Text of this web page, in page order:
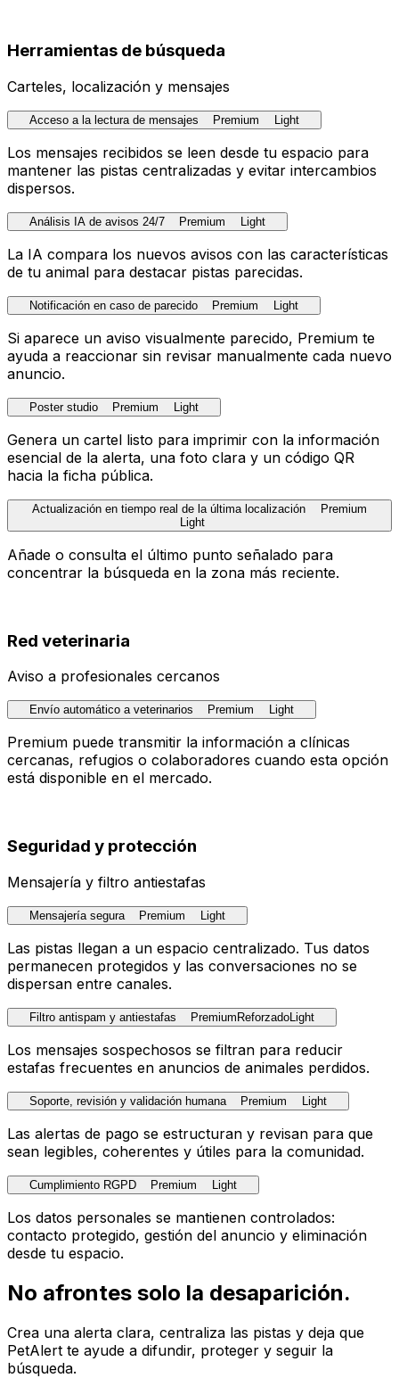
Herramientas de búsqueda
Carteles, localización y mensajes
Acceso a la lectura de mensajes Premium Light
Los mensajes recibidos se leen desde tu espacio para
mantener las pistas centralizadas y evitar intercambios
dispersos.
Análisis IA de avisos 24/7 Premium Light
La IA compara los nuevos avisos con las características
de tu animal para destacar pistas parecidas.
Notificación en caso de parecido Premium Light
Si aparece un aviso visualmente parecido, Premium te
ayuda a reaccionar sin revisar manualmente cada nuevo
anuncio.
Poster studio Premium Light
Genera un cartel listo para imprimir con la información
esencial de la alerta, una foto clara y un código QR
hacia la ficha pública.
Actualización en tiempo real de la última localización
Premium
Light
Añade o consulta el último punto señalado para
concentrar la búsqueda en la zona más reciente.
Red veterinaria
Aviso a profesionales cercanos
Envío automático a veterinarios Premium Light
Premium puede transmitir la información a clínicas
cercanas, refugios o colaboradores cuando esta opción
está disponible en el mercado.
Seguridad y protección
Mensajería y filtro antiestafas
Mensajería segura Premium Light
Las pistas llegan a un espacio centralizado. Tus datos
permanecen protegidos y las conversaciones no se
dispersan entre canales.
Filtro antispam y antiestafas Premium Reforzado Light
Los mensajes sospechosos se filtran para reducir
estafas frecuentes en anuncios de animales perdidos.
Soporte, revisión y validación humana Premium Light
Las alertas de pago se estructuran y revisan para que
sean legibles, coherentes y útiles para la comunidad.
Cumplimiento RGPD Premium Light
Los datos personales se mantienen controlados:
contacto protegido, gestión del anuncio y eliminación
desde tu espacio.
No afrontes solo la desaparición.
Crea una alerta clara, centraliza las pistas y deja que
PetAlert te ayude a difundir, proteger y seguir la
búsqueda.